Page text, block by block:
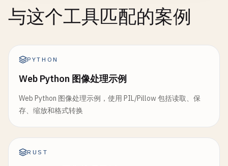
与这个工具匹配的案例
PYTHON
Web Python 图像处理示例
Web Python 图像处理示例，使用 PIL/Pillow 包括读取、保
存、缩放和格式转换
RUST